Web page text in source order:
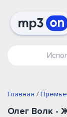
Главная /
Олег Волк -